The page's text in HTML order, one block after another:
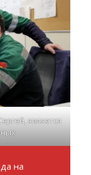
является
на